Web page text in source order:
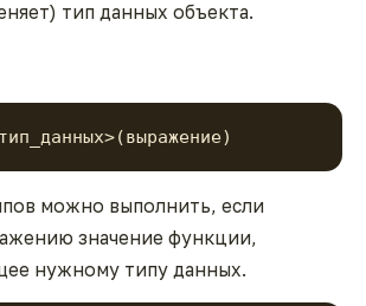
тип данных объекта.
можно выполнить, если
значение функции,
нужному типу данных.